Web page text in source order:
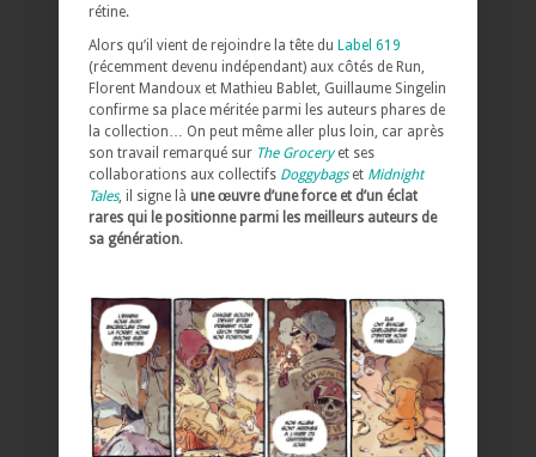
rétine.
Alors qu’il vient de rejoindre la tête du Label 619
(récemment devenu indépendant) aux côtés de Run,
Florent Mandoux et Mathieu Bablet, Guillaume Singelin
confirme sa place méritée parmi les auteurs phares de
la collection… On peut même aller plus loin, car après
son travail remarqué sur The Groceryet ses
collaborations aux collectifs Doggybagset Midnight
Tales, il signe là une œuvre d’une force et d’un éclat
rares qui le positionne parmi les meilleurs auteurs de
sa génération.